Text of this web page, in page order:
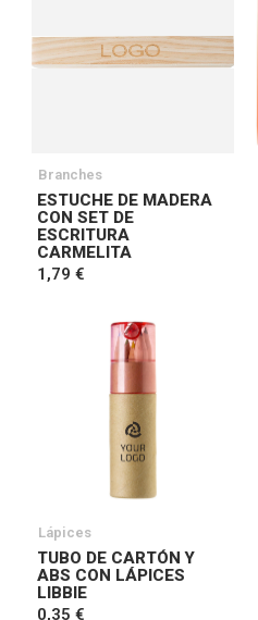
Branches
ESTUCHE DE MADERA
CON SET DE
ESCRITURA
CARMELITA
1,79 €
Lápices
TUBO DE CARTÓN Y
ABS CON LÁPICES
LIBBIE
0,35 €